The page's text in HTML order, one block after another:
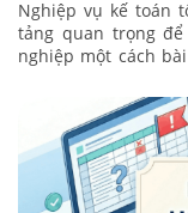
Nghiệp vụ kế toán
tảng quan trọng
nghiệp một cách